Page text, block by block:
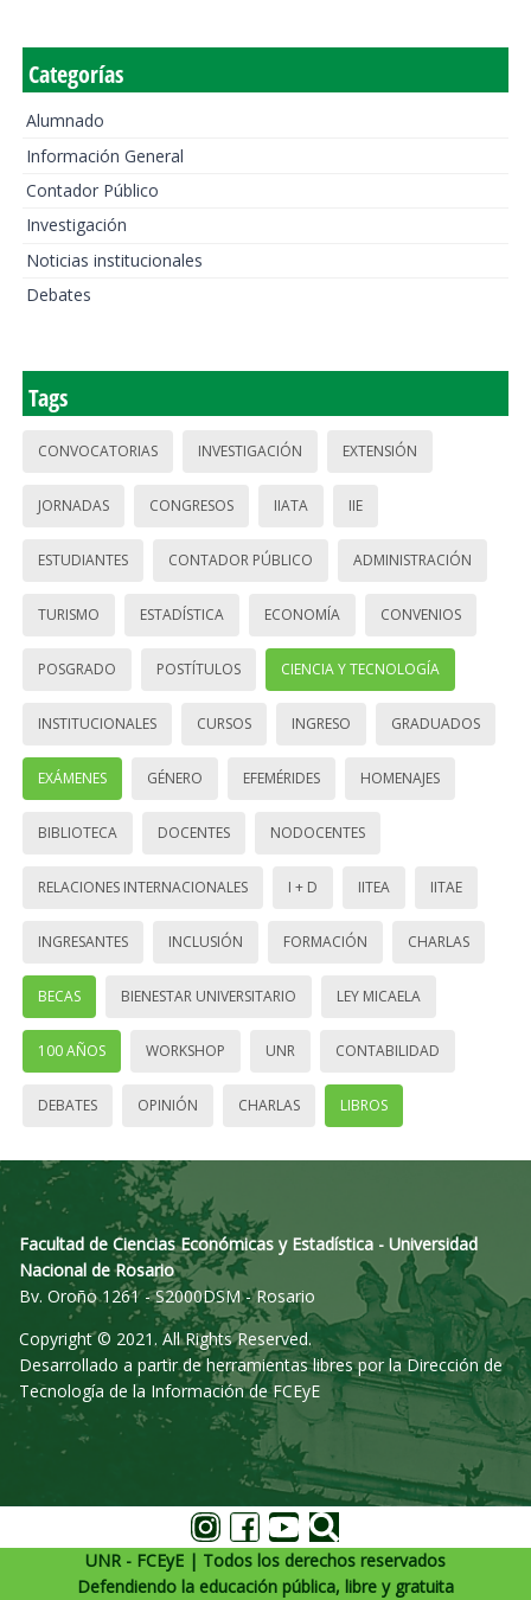
Categorías
Alumnado
Información General
Contador Público
Investigación
Noticias institucionales
Debates
Tags
CONVOCATORIAS INVESTIGACIÓN EXTENSIÓN
JORNADAS CONGRESOS IIATA IIE
ESTUDIANTES CONTADOR PÚBLICO ADMINISTRACIÓN
TURISMO ESTADÍSTICA ECONOMÍA CONVENIOS
POSGRADO POSTÍTULOS CIENCIA Y TECNOLOGÍA
INSTITUCIONALES CURSOS INGRESO GRADUADOS
EXÁMENES GÉNERO EFEMÉRIDES HOMENAJES
BIBLIOTECA DOCENTES NODOCENTES
RELACIONES INTERNACIONALES I + D IITEA IITAE
INGRESANTES INCLUSIÓN FORMACIÓN CHARLAS
BECAS BIENESTAR UNIVERSITARIO LEY MICAELA
100 AÑOS WORKSHOP UNR CONTABILIDAD
DEBATES OPINIÓN CHARLAS LIBROS
Facultad de Ciencias Económicas y Estadística - Universidad
Nacional de Rosario
Bv. Oroño 1261 - S2000DSM - Rosario
Copyright © 2021. All Rights Reserved.
Desarrollado a partir de herramientas libres por la Dirección de
Tecnología de la Información de FCEyE
UNR - FCEyE | Todos los derechos reservados
Defendiendo la educación pública, libre y gratuita